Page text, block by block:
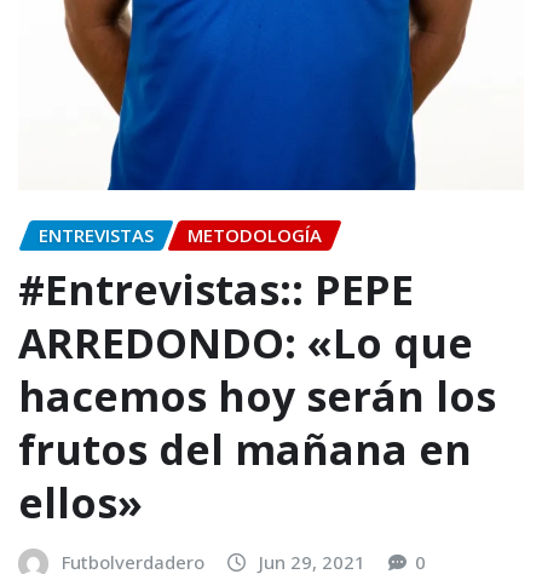
ENTREVISTAS METODOLOGÍA
#Entrevistas:: PEPE
ARREDONDO: «Lo que
hacemos hoy serán los
frutos del mañana en
ellos»
Futbolverdadero Jun 29, 2021 0